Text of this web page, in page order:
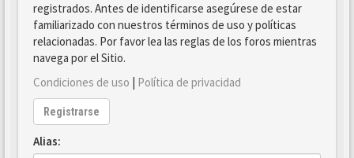
registrados. Antes de identificarse asegúrese de estar
familiarizado con nuestros términos de uso y políticas
relacionadas. Por favor lea las reglas de los foros mientras
navega por el Sitio.
Condiciones de uso | Política de privacidad
Registrarse
Alias: